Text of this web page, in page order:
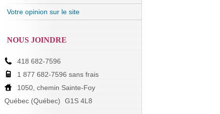
Votre opinion sur le site
NOUS JOINDRE
418 682-7596
1 877 682-7596 sans frais
1050, chemin Sainte-Foy
Québec (Québec)
G1S 4L8